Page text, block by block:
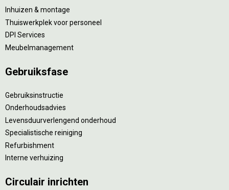
Inhuizen & montage
Thuiswerkplek voor personeel
DPI Services
Meubelmanagement
Gebruiksfase
Gebruiksinstructie
Onderhoudsadvies
Levensduurverlengend onderhoud
Specialistische reiniging
Refurbishment
Interne verhuizing
Circulair inrichten